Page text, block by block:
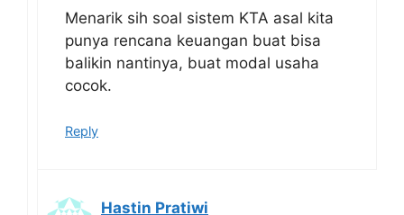
Menarik sih soal sistem KTA asal kita
punya rencana keuangan buat bisa
balikin nantinya, buat modal usaha
cocok.
Reply
Hastin Pratiwi